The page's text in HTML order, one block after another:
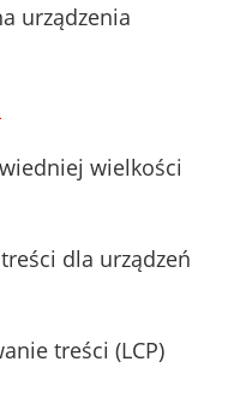
urządzenia
wielkości
dla urządzeń
treści (LCP)